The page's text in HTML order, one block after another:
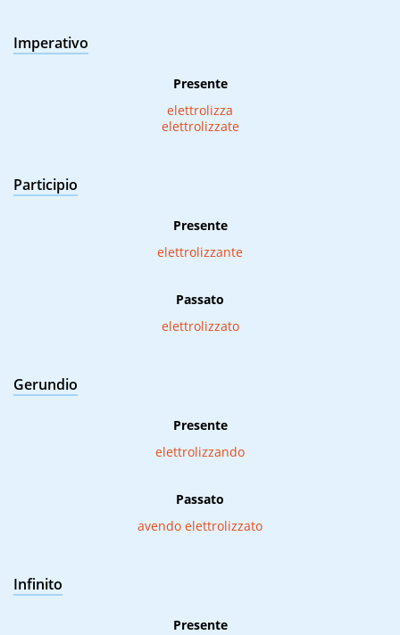
Imperativo
Presente
elettrolizza
elettrolizzate
Participio
Presente
elettrolizzante
Passato
elettrolizzato
Gerundio
Presente
elettrolizzando
Passato
avendo elettrolizzato
Infinito
Presente